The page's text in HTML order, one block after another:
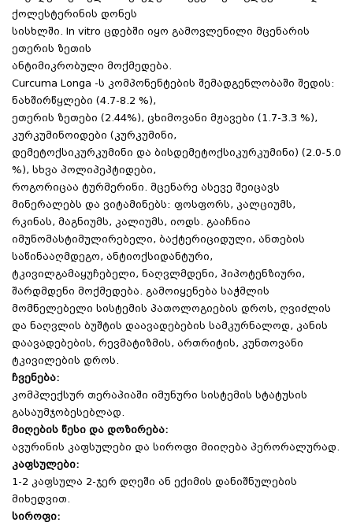
ქოლესტერინის დონეს
სისხლში. In vitro ცდებში იყო გამოვლენილი მცენარის
ეთერის ზეთის
ანტიმიკრობული მოქმედება.
Curcuma Longa -ს კომპონენტების შემადგენლობაში შედის:
ნახშირწყლები (4.7-8.2 %),
ეთერის ზეთები (2.44%), ცხიმოვანი მჟავები (1.7-3.3 %),
კურკუმინოიდები (კურკუმინი,
დემეტოქსიკურკუმინი და ბისდემეტოქსიკურკუმინი) (2.0-5.0
%), სხვა პოლიპეპტიდები,
როგორიცაა ტურმერინი. მცენარე ასევე შეიცავს
მინერალებს და ვიტამინებს: ფოსფორს, კალციუმს,
რკინას, მაგნიუმს, კალიუმს, იოდს. გააჩნია
იმუნომასტიმულირებელი, ბაქტერიციდული, ანთების
საწინააღმდეგო, ანტიოქსიდანტური,
ტკივილგამაყუჩებელი, ნაღვლმდენი, ჰიპოტენზიური,
შარდმდენი მოქმედება. გამოიყენება საჭმლის
მომნელებელი სისტემის პათოლოგიების დროს, ღვიძლის
და ნაღვლის ბუშტის დაავადებების სამკურნალოდ, კანის
დაავადებების, რევმატიზმის, ართრიტის, კუნთოვანი
ტკივილების დროს.
ჩვენება:
კომპლექსურ თერაპიაში იმუნური სისტემის სტატუსის
გასაუმჯობესებლად.
მიღების წესი და დოზირება:
ავურინის კაფსულები და სიროფი მიიღება პერორალურად.
კაფსულები:
1-2 კაფსულა 2-ჯერ დღეში ან ექიმის დანიშნულების
მიხედვით.
სიროფი: